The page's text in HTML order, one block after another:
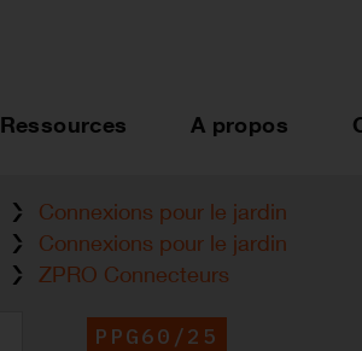
Ressources A propos
Connexions pour le jardin
Connexions pour le jardin
ZPRO Connecteurs
PPG60/25